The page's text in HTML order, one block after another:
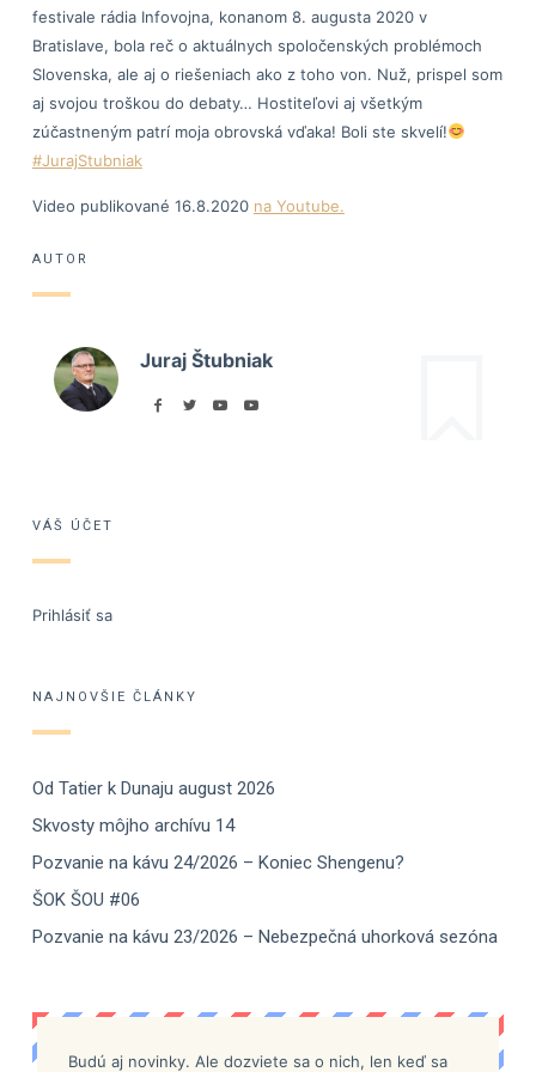
festivale rádia Infovojna, konanom 8. augusta 2020 v
Bratislave, bola reč o aktuálnych spoločenských problémoch
Slovenska, ale aj o riešeniach ako z toho von. Nuž, prispel som
aj svojou troškou do debaty… Hostiteľovi aj všetkým
zúčastneným patrí moja obrovská vďaka! Boli ste skvelí!
#JurajStubniak
Video publikované 16.8.2020 na Youtube.
AUTOR
Juraj Štubniak
VÁŠ ÚČET
Prihlásiť sa
NAJNOVŠIE ČLÁNKY
Od Tatier k Dunaju august 2026
Skvosty môjho archívu 14
Pozvanie na kávu 24/2026 – Koniec Shengenu?
ŠOK ŠOU #06
Pozvanie na kávu 23/2026 – Nebezpečná uhorková sezóna
Budú aj novinky. Ale dozviete sa o nich, len keď sa